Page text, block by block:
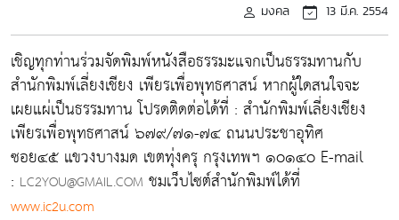
มงคล 13 มี.ค. 2554
เชิญทุกท่านร่วมจัดพิมพ์หนังสือธรรมะแจกเป็นธรรมทานกับ
สำนักพิมพ์เลี่ยงเชียง เพียรเพื่อพุทธศาสน์ หากผู้ใดสนใจจะ
เผยแผ่เป็นธรรมทาน โปรดติดต่อได้ที่ : สำนักพิมพ์เลี่ยงเชียง
เพียรเพื่อพุทธศาสน์ ๖๗๙/๗๑-๗๔ ถนนประชาอุทิศ
ซอย๔๕ แขวงบางมด เขตทุ่งครุ กรุงเทพฯ ๑o๑๔o E-mail
: LC2YOU@GMAIL.COM ชมเว็บไซต์สำนักพิมพ์ได้ที่
www.ic2u.com